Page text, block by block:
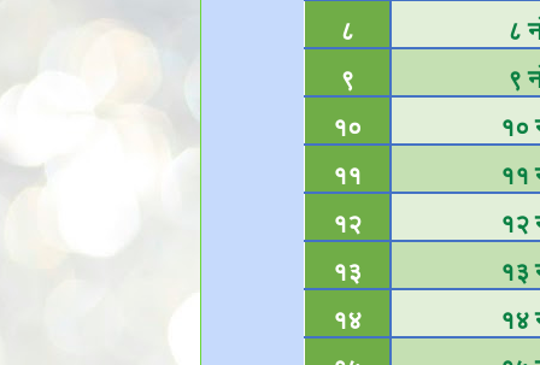
८
८
९
९
१०
१०
११
११
१२
१२
१३
१३
१४
१४